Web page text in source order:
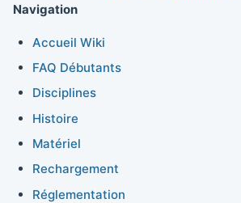
Navigation
Accueil Wiki
FAQ Débutants
Disciplines
Histoire
Matériel
Rechargement
Réglementation